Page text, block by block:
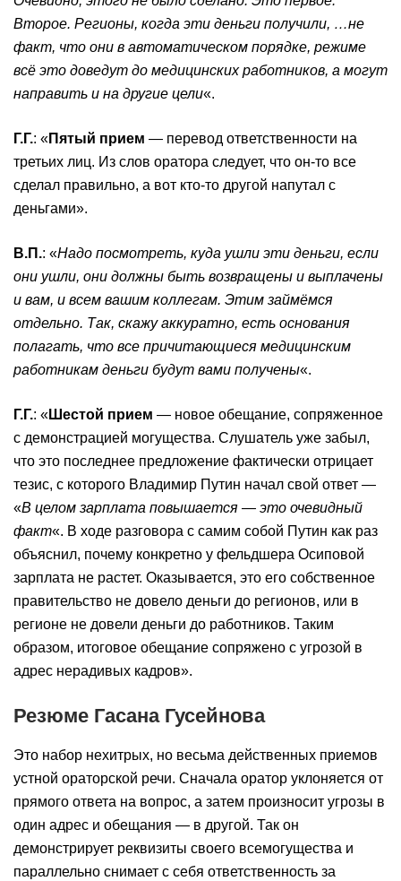
Второе. Регионы, когда эти деньги получили, …не
факт, что они в автоматическом порядке, режиме
всё это доведут до медицинских работников, а могут
направить и на другие цели«.
Г.Г.: «Пятый прием — перевод ответственности на
третьих лиц. Из слов оратора следует, что он-то все
сделал правильно, а вот кто-то другой напутал с
деньгами».
В.П.: «Надо посмотреть, куда ушли эти деньги, если
они ушли, они должны быть возвращены и выплачены
и вам, и всем вашим коллегам. Этим займёмся
отдельно. Так, скажу аккуратно, есть основания
полагать, что все причитающиеся медицинским
работникам деньги будут вами получены«.
Г.Г.: «Шестой прием — новое обещание, сопряженное
с демонстрацией могущества. Слушатель уже забыл,
что это последнее предложение фактически отрицает
тезис, с которого Владимир Путин начал свой ответ —
«В целом зарплата повышается — это очевидный
факт«. В ходе разговора с самим собой Путин как раз
объяснил, почему конкретно у фельдшера Осиповой
зарплата не растет. Оказывается, это его собственное
правительство не довело деньги до регионов, или в
регионе не довели деньги до работников. Таким
образом, итоговое обещание сопряжено с угрозой в
адрес нерадивых кадров».
Резюме Гасана Гусейнова
Это набор нехитрых, но весьма действенных приемов
устной ораторской речи. Сначала оратор уклоняется от
прямого ответа на вопрос, а затем произносит угрозы в
один адрес и обещания — в другой. Так он
демонстрирует реквизиты своего всемогущества и
параллельно снимает с себя ответственность за